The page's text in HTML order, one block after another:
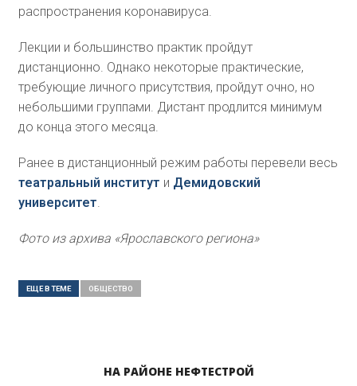
распространения коронавируса.
Лекции и большинство практик пройдут
дистанционно. Однако некоторые практические,
требующие личного присутствия, пройдут очно, но
небольшими группами. Дистант продлится минимум
до конца этого месяца.
Ранее в дистанционный режим работы перевели весь
театральный институт и Демидовский
университет.
Фото из архива «Ярославского региона»
ЕЩЕ В ТЕМЕ ОБЩЕСТВO
НА РАЙОНЕ НЕФТЕСТРОЙ